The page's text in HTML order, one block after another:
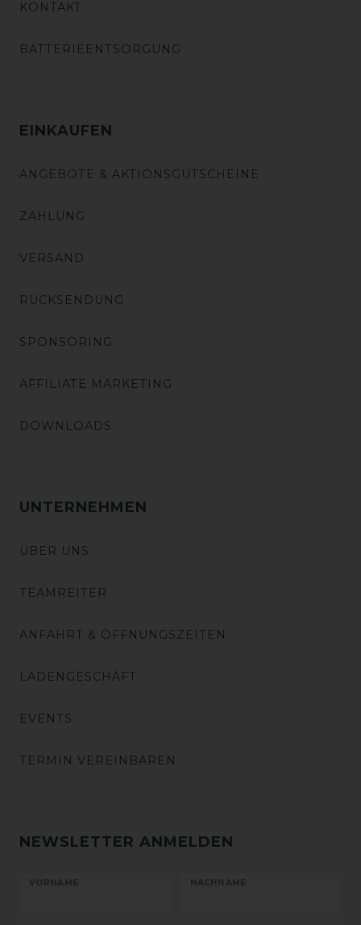
KONTAKT
BATTERIEENTSORGUNG
EINKAUFEN
ANGEBOTE & AKTIONSGUTSCHEINE
ZAHLUNG
VERSAND
RÜCKSENDUNG
SPONSORING
AFFILIATE MARKETING
DOWNLOADS
UNTERNEHMEN
ÜBER UNS
TEAMREITER
ANFAHRT & ÖFFNUNGSZEITEN
LADENGESCHÄFT
EVENTS
TERMIN VEREINBAREN
NEWSLETTER ANMELDEN
VORNAME NACHNAME